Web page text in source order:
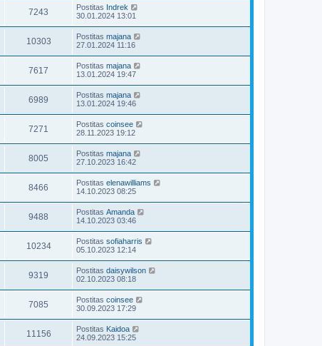
7243 Postitas Indrek
30.01.2024 13:01
10303 Postitas majana
27.01.2024 11:16
7617 Postitas majana
13.01.2024 19:47
6989 Postitas majana
13.01.2024 19:46
7271 Postitas coinsee
28.11.2023 19:12
8005 Postitas majana
27.10.2023 16:42
8466 Postitas elenawilliams
14.10.2023 08:25
9488 Postitas Amanda
14.10.2023 03:46
10234 Postitas sofiaharris
05.10.2023 12:14
9319 Postitas daisywilson
02.10.2023 08:18
7085 Postitas coinsee
30.09.2023 17:29
11156 Postitas Kaidoa
24.09.2023 15:25